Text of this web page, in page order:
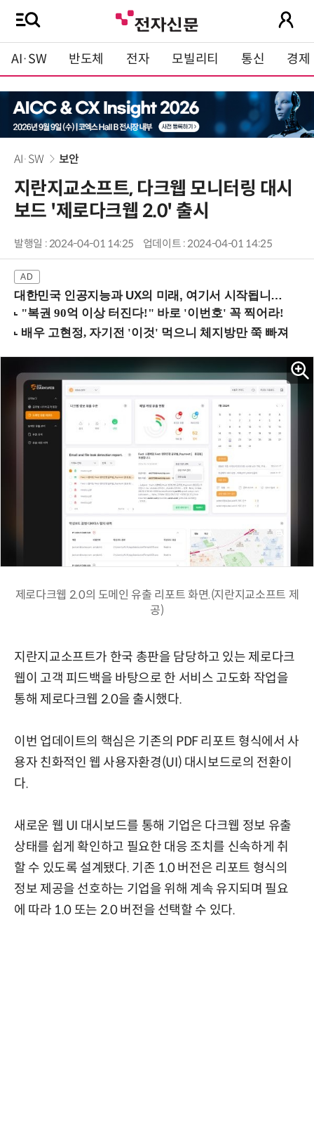
AI·SW 반도체 전자 모빌리티 통신 경제
AI·SW 보안
지란지교소프트, 다크웹 모니터링 대시
보드 '제로다크웹 2.0' 출시
발행일 : 2024-04-01 14:25 업데이트 : 2024-04-01 14:25
대한민국 인공지능과 UX의 미래, 여기서 시작됩니다! (9/2 강남역)
제로다크웹 2.0의 도메인 유출 리포트 화면.(지란지교소프트 제
공)
지란지교소프트가 한국 총판을 담당하고 있는 제로다크
웹이 고객 피드백을 바탕으로 한 서비스 고도화 작업을
통해 제로다크웹 2.0을 출시했다.
이번 업데이트의 핵심은 기존의 PDF 리포트 형식에서 사
용자 친화적인 웹 사용자환경(UI) 대시보드로의 전환이
다.
새로운 웹 UI 대시보드를 통해 기업은 다크웹 정보 유출
상태를 쉽게 확인하고 필요한 대응 조치를 신속하게 취
할 수 있도록 설계됐다. 기존 1.0 버전은 리포트 형식의
정보 제공을 선호하는 기업을 위해 계속 유지되며 필요
에 따라 1.0 또는 2.0 버전을 선택할 수 있다.